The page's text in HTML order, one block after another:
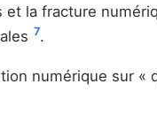
la fracture
7.
numérique sur «